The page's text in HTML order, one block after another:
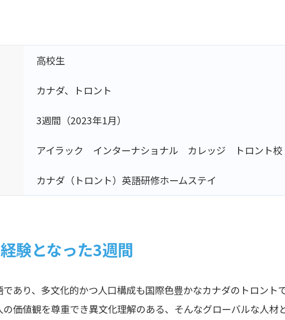
高校生
カナダ、トロント
3週間（2023年1月）
アイラック インターナショナル カレッジ トロント校
カナダ（トロント）英語研修ホームステイ
験となった3週間
あり、多文化的かつ人口構成も国際色豊かなカナダのトロント
価値観を尊重でき異文化理解のある、そんなグローバルな人材